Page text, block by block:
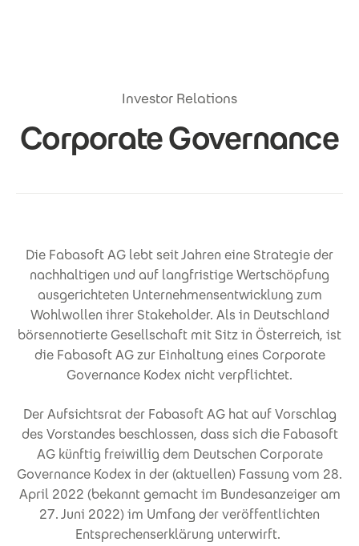
Investor Relations
Corporate Governance
Die Fabasoft AG lebt seit Jahren eine Strategie der
nachhaltigen und auf langfristige Wertschöpfung
ausgerichteten Unternehmensentwicklung zum
Wohlwollen ihrer Stakeholder. Als in Deutschland
börsennotierte Gesellschaft mit Sitz in Österreich, ist
die Fabasoft AG zur Einhaltung eines Corporate
Governance Kodex nicht verpflichtet.
Der Aufsichtsrat der Fabasoft AG hat auf Vorschlag
des Vorstandes beschlossen, dass sich die Fabasoft
AG künftig freiwillig dem Deutschen Corporate
Governance Kodex in der (aktuellen) Fassung vom 28.
April 2022 (bekannt gemacht im Bundesanzeiger am
27. Juni 2022) im Umfang der veröffentlichten
Entsprechenserklärung unterwirft.